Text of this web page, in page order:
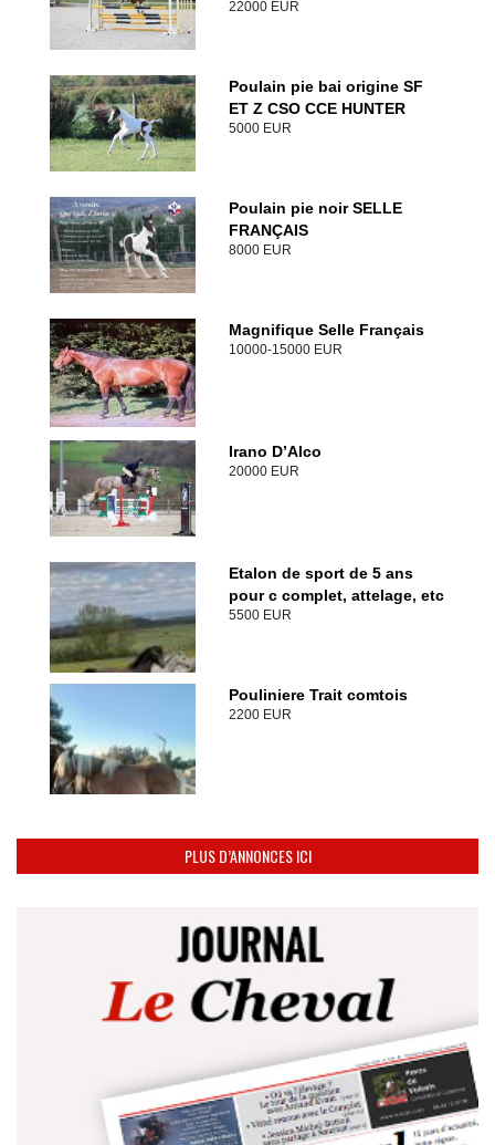
22000 EUR
Poulain pie bai origine SF
ET Z CSO CCE HUNTER
5000 EUR
Poulain pie noir SELLE
FRANÇAIS
8000 EUR
Magnifique Selle Français
10000-15000 EUR
Irano D’Alco
20000 EUR
Etalon de sport de 5 ans
pour c complet, attelage, etc
5500 EUR
Pouliniere Trait comtois
2200 EUR
PLUS D’ANNONCES ICI